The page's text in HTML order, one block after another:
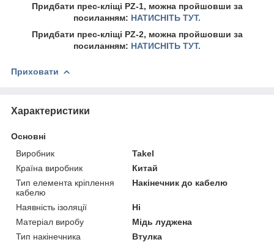
Придбати прес-кліщі PZ-1, можна пройшовши за
посиланням: НАТИСНІТЬ ТУТ.
Придбати прес-кліщі PZ-2, можна пройшовши за
посиланням: НАТИСНІТЬ ТУТ.
Приховати
Характеристики
Основні
Виробник
Takel
Країна виробник
Китай
Тип елемента кріплення
кабелю
Накінечник до кабелю
Наявність ізоляції
Ні
Матеріал виробу
Мідь луджена
Тип накінечника
Втулка